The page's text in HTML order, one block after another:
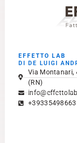
EFFETTO LAB
DI DE LUIGI
Via Montanari,
(RN)
+39335498663